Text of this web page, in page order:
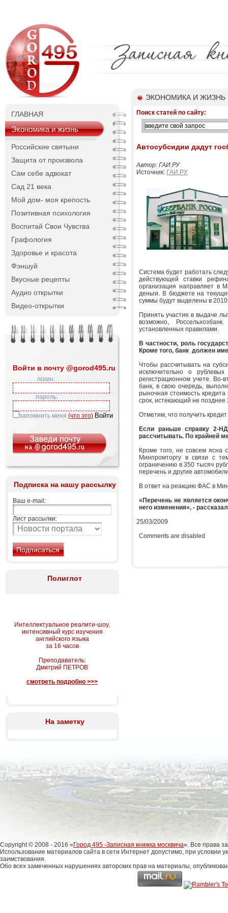
ГЛАВНАЯ
Экономика и жизнь
Российские святыни
Защита от произвола
Сам себе адвокат
Сад 21 века
Мой дом- моя крепость
Позитивная психология
Воспитай Свои Чувства
Графология
Здоровье и красота
Фэншуй
Вкусные рецепты
Аудио открытки
Видео-открытки
Войти в почту @gorod495.ru
логин:
пароль:
запомнить меня (что это)
Подписка на нашу рассылку
Ваш e-mail:
Лист рассылки:
Полиглот
Интеллектуальное реалити-шоу,
интенсивный курс изучения
английского языка
за 16 часов
Преподаватель:
Дмитрий ПЕТРОВ
смотреть подробно >>>
На заметку
ЭКОНОМИКА И ЖИЗНЬ
Поиск статей по сайту:
Автосубсидии дадут
Автор: ГАИ.РУ
Источник: ГАИ.РУ
Система будет работать
действующей ставки
организация направляет в
деньги. В бюджете на
суммы будут выделены в
Принять участие в выдаче
возможно,
установленных правилами.
В частности, роль
Кроме того, банк должен
Чтобы рассчитывать на
исключительно о
регистрационном учете.
банк, в свою очередь,
рыночная стоимость
срок, истекающий не позднее
Отметим, что получить
Если раньше справку 2-
рассчитывать. По крайней
Кроме того, не совсем ясна
Минпромторгу в связи с
ограничению в 350 тысяч
перечень и другие
В ответ на реакцию ФАС в
«Перечень не является
него изменения», -
25/03/2009
Comments are disabled
Copyright © 2008 - 2016 « Город 495 -Записная книжка москвича». Все права
Использование материалов сайта в сети Интернет допустимо, при условии
заимствования.
Обо всех замеченных нарушениях авторских прав на материалы,